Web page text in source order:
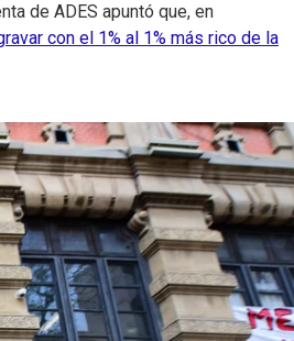
de ADES apuntó que, en
con el 1% al 1% más rico de la